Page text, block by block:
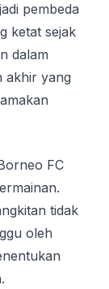
pembeda
ketat sejak
dalam
akhir yang
FC
tidak
oleh